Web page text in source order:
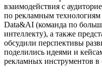
взаимодействия с
по рекламным
Data&AI (команда по
интеллекту), а также
обсудили перспективы
поделились идеями и
рекламных инструментов в